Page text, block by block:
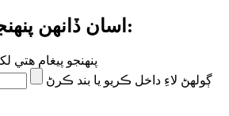
اسان ڏانهن پنهنجو پيغام موڪليو:
پنهنجو پيغام هتي
ڳولهڻ لاءِ داخل ڪريو يا بند ڪرڻ